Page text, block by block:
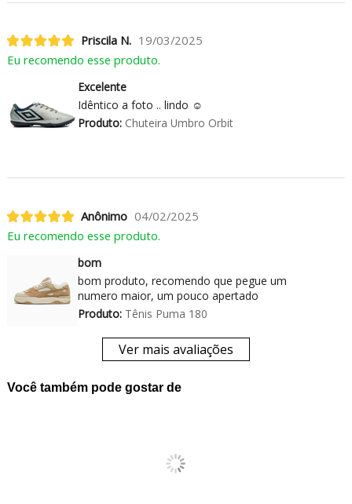
Priscila N. 19/03/2025
Eu recomendo esse produto.
Excelente
Idêntico a foto .. lindo ☺️
Produto:Chuteira Umbro Orbit
Anônimo 04/02/2025
Eu recomendo esse produto.
bom
bom produto, recomendo que pegue um
numero maior, um pouco apertado
Produto:Tênis Puma 180
Ver mais avaliações
Você também pode gostar de